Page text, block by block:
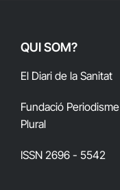
QUI SOM?
El Diari de la Sanitat
Fundació Periodisme
Plural
ISSN 2696 - 5542